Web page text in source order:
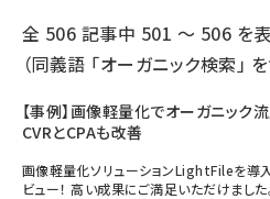
セミナー (2301)
meo (1274)
llmo (1160)
全 506 記事中 501 ～ 506 を
（同義語 「オーガニック検索」
【事例】画像軽量化でオーガニック
CVRとCPAも改善
画像軽量化ソリューションLightFileを導
ビュー！ 高い成果にご満足いただけました